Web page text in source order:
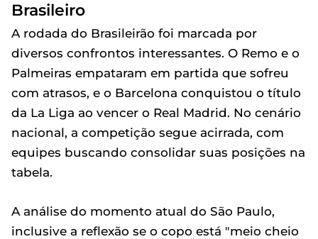
Brasileiro
A rodada do Brasileirão foi marcada por
diversos confrontos interessantes. O Remo e o
Palmeiras empataram em partida que sofreu
com atrasos, e o Barcelona conquistou o título
da La Liga ao vencer o Real Madrid. No cenário
nacional, a competição segue acirrada, com
equipes buscando consolidar suas posições na
tabela.
A análise do momento atual do São Paulo,
inclusive a reflexão se o copo está "meio cheio